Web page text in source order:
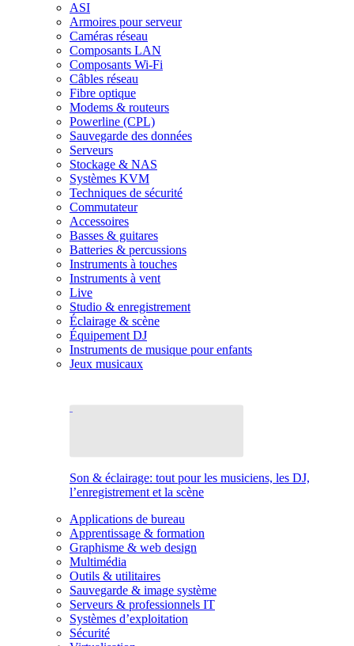
ASI
Armoires pour serveur
Caméras réseau
Composants LAN
Composants Wi-Fi
Câbles réseau
Fibre optique
Modems & routeurs
Powerline (CPL)
Sauvegarde des données
Serveurs
Stockage & NAS
Systèmes KVM
Techniques de sécurité
Commutateur
Accessoires
Basses & guitares
Batteries & percussions
Instruments à touches
Instruments à vent
Live
Studio & enregistrement
Éclairage & scène
Équipement DJ
Instruments de musique pour enfants
Jeux musicaux
Son & éclairage: tout pour les musiciens, les DJ,
l’enregistrement et la scène
Applications de bureau
Apprentissage & formation
Graphisme & web design
Multimédia
Outils & utilitaires
Sauvegarde & image système
Serveurs & professionnels IT
Systèmes d’exploitation
Sécurité